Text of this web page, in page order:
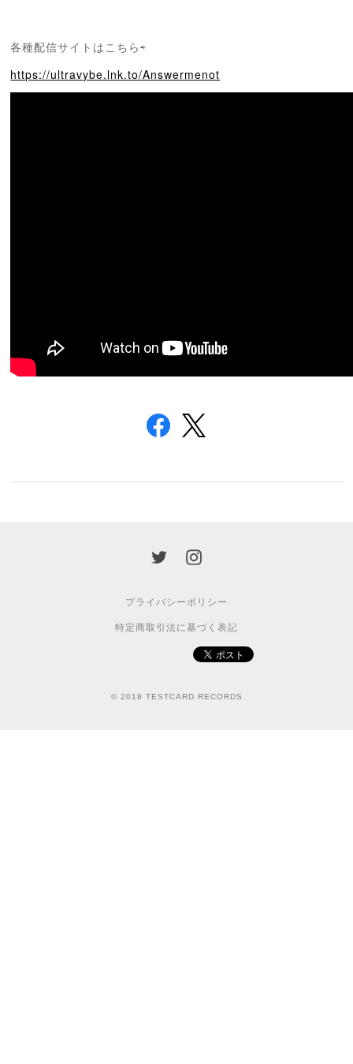
各種配信サイトはこちら⇨
https://ultravybe.lnk.to/Answermenot
プライバシーポリシー
特定商取引法に基づく表記
© 2018 TESTCARD RECORDS